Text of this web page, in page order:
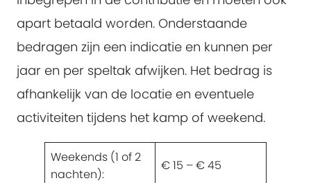
apart betaald worden. Onderstaande
bedragen zijn een indicatie en kunnen per
jaar en per speltak afwijken. Het bedrag is
afhankelijk van de locatie en eventuele
activiteiten tijdens het kamp of weekend.
Weekends (1 of 2
nachten):
€ 15 – € 45